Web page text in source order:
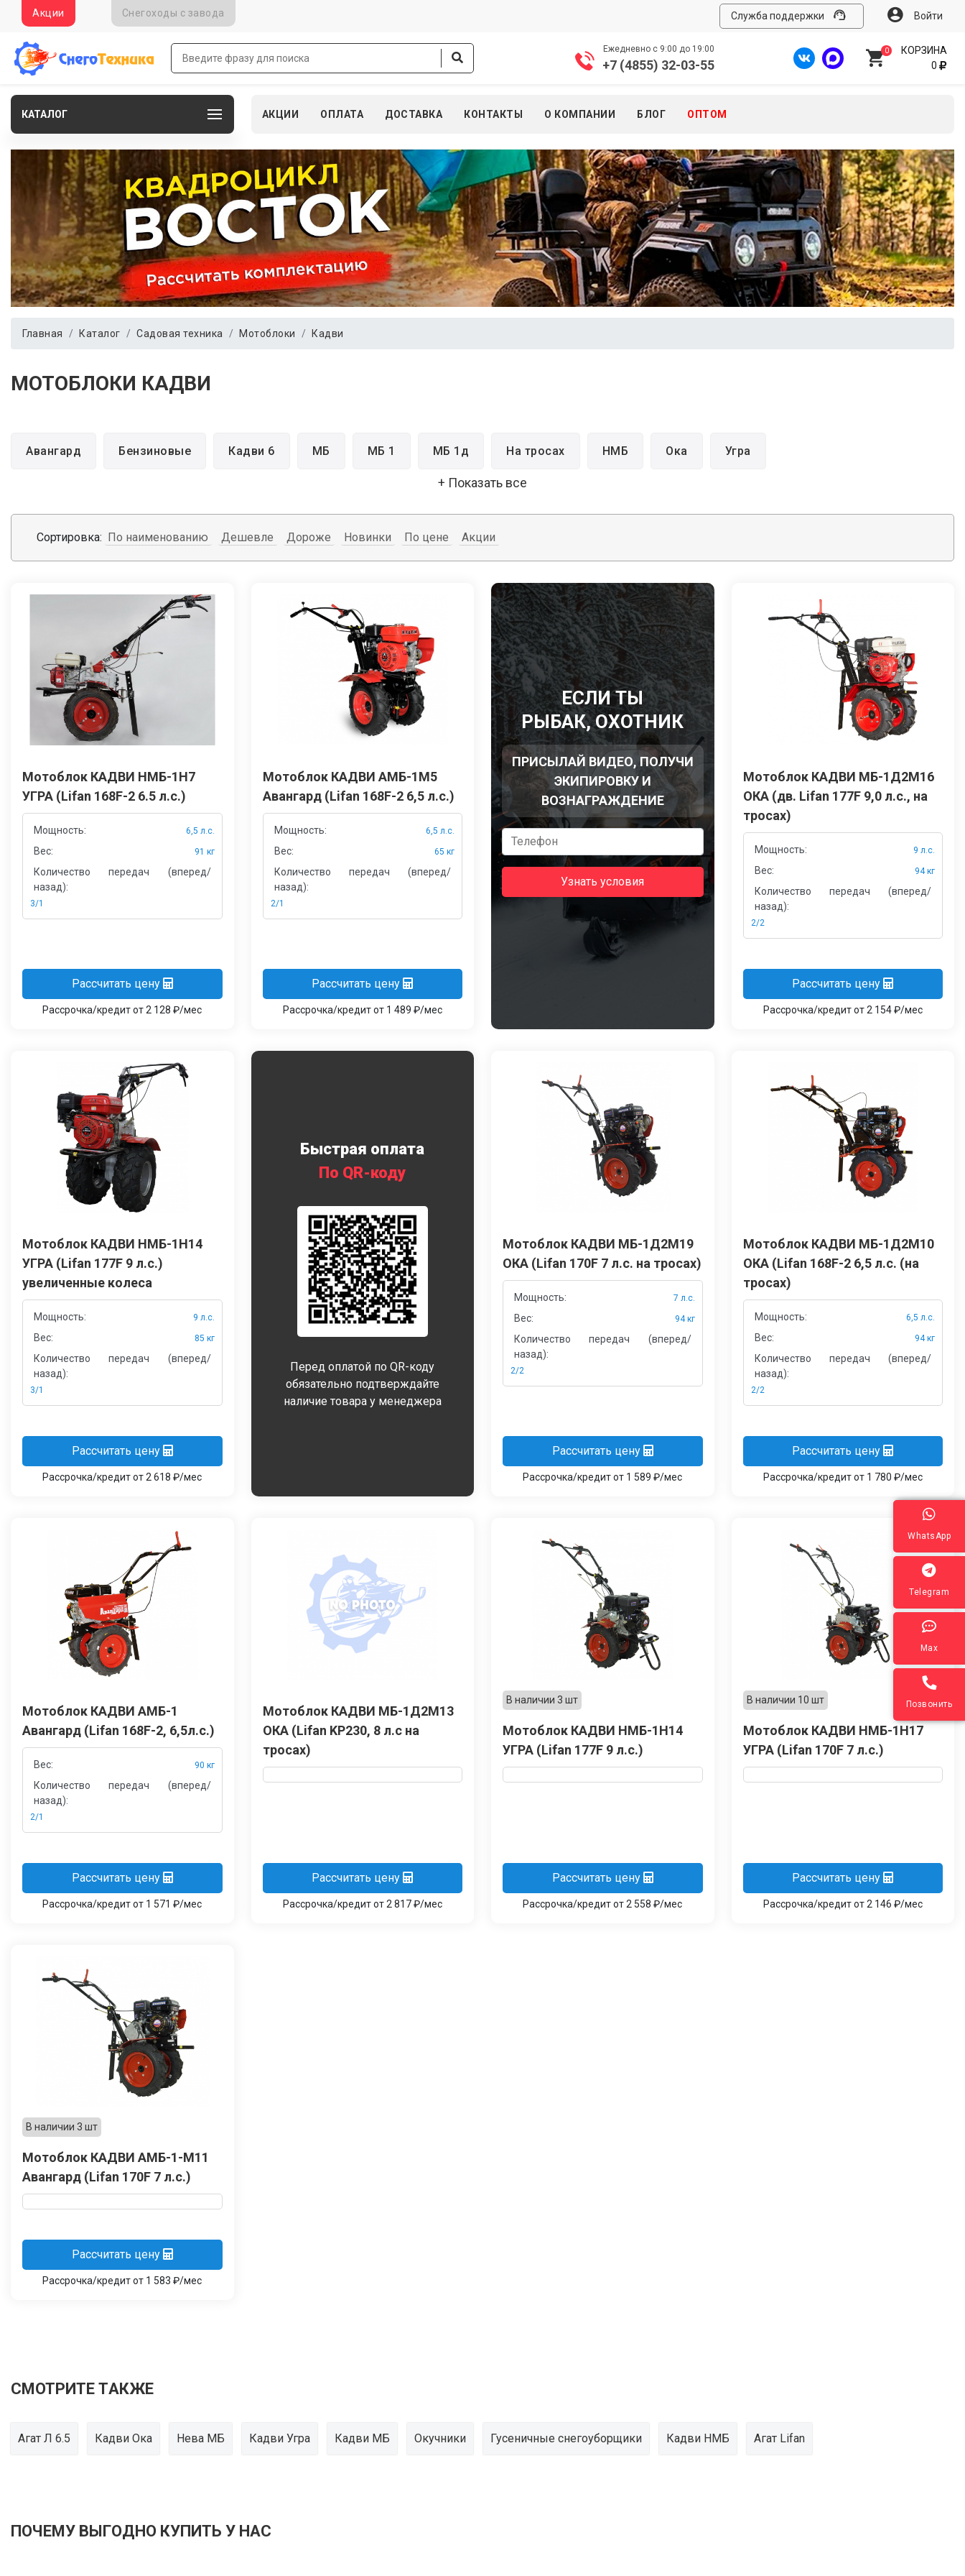
WhatsApp
Telegram
Max
Позвонить
Акции Снегоходы c завода Служба поддержки Войти
Ежедневно с 9:00 до 19:00
+7 (4855) 32-03-55
0
КОРЗИНА
0
КАТАЛОГ АКЦИИ ОПЛАТА ДОСТАВКА КОНТАКТЫ О КОМПАНИИ БЛОГ ОПТОМ
Главная Каталог Садовая техника Мотоблоки Кадви
МОТОБЛОКИ КАДВИ
Авангард Бензиновые Кадви 6 МБ МБ 1 МБ 1д На тросах НМБ Ока Угра
+ Показать все
Сортировка: По наименованию Дешевле Дороже Новинки По цене Акции
Мотоблок КАДВИ НМБ-1Н7
УГРА (Lifan 168F-2 6.5 л.с.)
Мощность: 6,5 л.с.
Вес: 91 кг
Количество передач (вперед/
назад):
3/1
Рассчитать цену
Рассрочка/кредит от 2 128 ₽/мес
Мотоблок КАДВИ АМБ-1М5
Авангард (Lifan 168F-2 6,5 л.с.)
Мощность: 6,5 л.с.
Вес: 65 кг
Количество передач (вперед/
назад):
2/1
Рассчитать цену
Рассрочка/кредит от 1 489 ₽/мес
ЕСЛИ ТЫ
РЫБАК, ОХОТНИК
ПРИСЫЛАЙ ВИДЕО, ПОЛУЧИ
ЭКИПИРОВКУ И
ВОЗНАГРАЖДЕНИЕ
Узнать условия
Мотоблок КАДВИ МБ-1Д2М16
ОКА (дв. Lifan 177F 9,0 л.с., на
тросах)
Мощность: 9 л.с.
Вес: 94 кг
Количество передач (вперед/
назад):
2/2
Рассчитать цену
Рассрочка/кредит от 2 154 ₽/мес
Мотоблок КАДВИ НМБ-1Н14
УГРА (Lifan 177F 9 л.с.)
увеличенные колеса
Мощность: 9 л.с.
Вес: 85 кг
Количество передач (вперед/
назад):
3/1
Рассчитать цену
Рассрочка/кредит от 2 618 ₽/мес
Быстрая оплата
По QR-коду
Перед оплатой по QR-коду
обязательно подтверждайте
наличие товара у менеджера
Мотоблок КАДВИ МБ-1Д2М19
ОКА (Lifan 170F 7 л.с. на тросах)
Мощность: 7 л.с.
Вес: 94 кг
Количество передач (вперед/
назад):
2/2
Рассчитать цену
Рассрочка/кредит от 1 589 ₽/мес
Мотоблок КАДВИ МБ-1Д2М10
ОКА (Lifan 168F-2 6,5 л.с. (на
тросах)
Мощность: 6,5 л.с.
Вес: 94 кг
Количество передач (вперед/
назад):
2/2
Рассчитать цену
Рассрочка/кредит от 1 780 ₽/мес
Мотоблок КАДВИ АМБ-1
Авангард (Lifan 168F-2, 6,5л.с.)
Вес: 90 кг
Количество передач (вперед/
назад):
2/1
Рассчитать цену
Рассрочка/кредит от 1 571 ₽/мес
Мотоблок КАДВИ МБ-1Д2М13
ОКА (Lifan KP230, 8 л.с на
тросах)
Рассчитать цену
Рассрочка/кредит от 2 817 ₽/мес
В наличии 3 шт
Мотоблок КАДВИ НМБ-1Н14
УГРА (Lifan 177F 9 л.с.)
Рассчитать цену
Рассрочка/кредит от 2 558 ₽/мес
В наличии 10 шт
Мотоблок КАДВИ НМБ-1Н17
УГРА (Lifan 170F 7 л.с.)
Рассчитать цену
Рассрочка/кредит от 2 146 ₽/мес
В наличии 3 шт
Мотоблок КАДВИ АМБ-1-М11
Авангард (Lifan 170F 7 л.с.)
Рассчитать цену
Рассрочка/кредит от 1 583 ₽/мес
СМОТРИТЕ ТАКЖЕ
Агат Л 6.5 Кадви Ока Нева МБ Кадви Угра Кадви МБ Окучники Гусеничные снегоуборщики Кадви НМБ Агат Lifan
ПОЧЕМУ ВЫГОДНО КУПИТЬ У НАС